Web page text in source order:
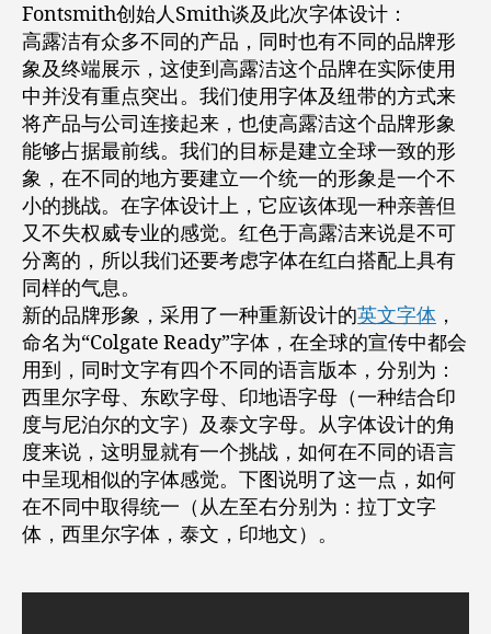
Fontsmith创始人Smith谈及此次字体设计：
高露洁有众多不同的产品，同时也有不同的品牌形
象及终端展示，这使到高露洁这个品牌在实际使用
中并没有重点突出。我们使用字体及纽带的方式来
将产品与公司连接起来，也使高露洁这个品牌形象
能够占据最前线。我们的目标是建立全球一致的形
象，在不同的地方要建立一个统一的形象是一个不
小的挑战。在字体设计上，它应该体现一种亲善但
又不失权威专业的感觉。红色于高露洁来说是不可
分离的，所以我们还要考虑字体在红白搭配上具有
同样的气息。
新的品牌形象，采用了一种重新设计的英文字体 ，
命名为“Colgate Ready”字体，在全球的宣传中都会
用到，同时文字有四个不同的语言版本，分别为：
西里尔字母、东欧字母、印地语字母（一种结合印
度与尼泊尔的文字）及泰文字母。从字体设计的角
度来说，这明显就有一个挑战，如何在不同的语言
中呈现相似的字体感觉。下图说明了这一点，如何
在不同中取得统一（从左至右分别为：拉丁文字
体，西里尔字体，泰文，印地文）。